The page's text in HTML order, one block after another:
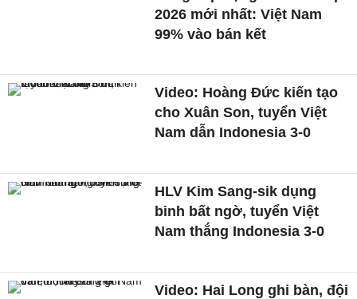
2026 mới nhất: Việt Nam
99% vào bán kết
Video: Hoàng Đức kiến tạo
cho Xuân Son, tuyển Việt
Nam dẫn Indonesia 3-0
HLV Kim Sang-sik dụng
binh bất ngờ, tuyển Việt
Nam thắng Indonesia 3-0
Video: Hai Long ghi bàn, đội